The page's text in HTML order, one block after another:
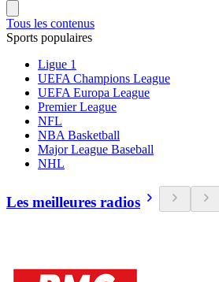
Tous les contenus
Sports populaires
Ligue 1
UEFA Champions League
UEFA Europa League
Premier League
NFL
NBA Basketball
Major League Baseball
NHL
Les meilleures radios